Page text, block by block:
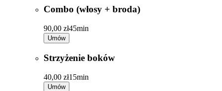
Combo (włosy + broda)
90,00 zł45min
Umów
Strzyżenie boków
40,00 zł15min
Umów